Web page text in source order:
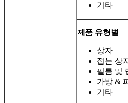
기타
제품 유형별
상자
접는 상
필름 및
가방 &
기타